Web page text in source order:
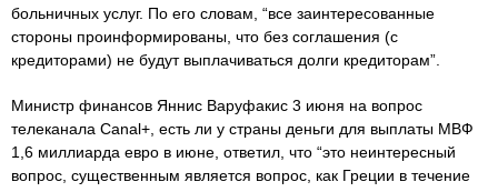
больничных услуг. По его словам, “все заинтересованные
стороны проинформированы, что без соглашения (с
кредиторами) не будут выплачиваться долги кредиторам”.
Министр финансов Яннис Варуфакис 3 июня на вопрос
телеканала Canal+, есть ли у страны деньги для выплаты МВФ
1,6 миллиарда евро в июне, ответил, что “это неинтересный
вопрос, существенным является вопрос, как Греции в течение